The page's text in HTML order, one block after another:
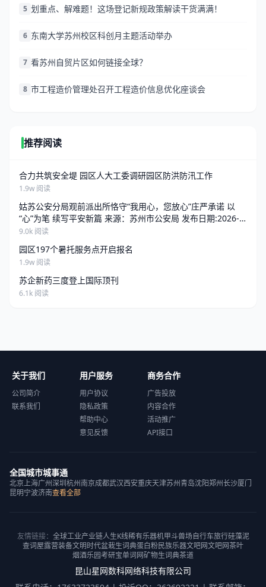
5 划重点、解难题！这场登记新规政策解读干货满满！
6 东南大学苏州校区科创月主题活动举办
7 看苏州自贸片区如何链接全球？
8 市工程造价管理处召开工程造价信息优化座谈会
推荐阅读
合力共筑安全堤 园区人大工委调研园区防洪防汛工作
1.9w 阅读
姑苏公安分局观前派出所恪守“我用心，您放心”庄严承诺 以
“心”为笔 续写平安新篇 来源：苏州市公安局 发布日期:2026-
06-25 13:34 访问量:
9.0k 阅读
园区197个暑托服务点开启报名
1.9w 阅读
苏企新药三度登上国际顶刊
6.1k 阅读
关于我们
公司简介
联系我们
用户服务
用户协议
隐私政策
帮助中心
意见反馈
商务合作
广告投放
内容合作
活动推广
API接口
全国城市城事通
北京上海广州深圳杭州南京成都武汉西安重庆天津苏州青岛沈阳郑州长沙厦门
昆明宁波济南查看全部
友情链接： 全球工业产业链人生K线稀有乐器机甲斗兽场自行车旅行硅藻泥
查词屋露营装备文明时代盆栽生词典蛋白粉民族乐器文吧网文吧网茶叶
烟酒乐园考研宝单词网矿物生词典茶道
昆山星网数科网络科技有限公司